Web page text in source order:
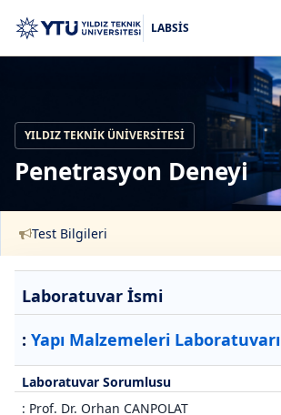
LABSİS
YILDIZ TEKNIK ÜNIVERSITESI
Penetrasyon Deneyi
Test Bilgileri
Laboratuvar İsmi
: Yapı Malzemeleri Laboratuvarı
Laboratuvar Sorumlusu
: Prof. Dr. Orhan CANPOLAT